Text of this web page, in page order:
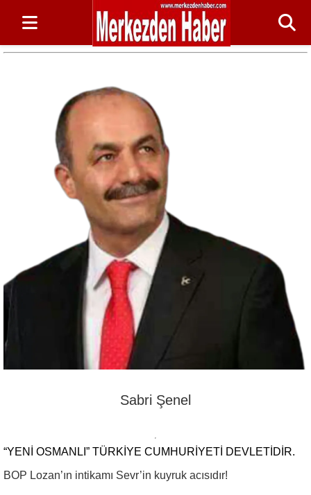
Sabri Şenel
“YENI OSMANLI” TÜRKIYE CUMHURIYETI DEVLETIDIR.
BOP Lozan’ın intikamı Sevr’in kuyruk acısıdır!